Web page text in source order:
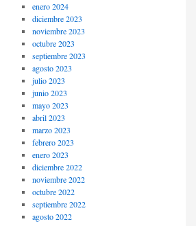
enero 2024
diciembre 2023
noviembre 2023
octubre 2023
septiembre 2023
agosto 2023
julio 2023
junio 2023
mayo 2023
abril 2023
marzo 2023
febrero 2023
enero 2023
diciembre 2022
noviembre 2022
octubre 2022
septiembre 2022
agosto 2022